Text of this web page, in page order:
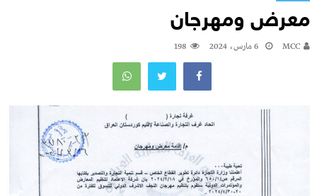
معرض ومهرجان
MCC 6 مارس، 2024 198